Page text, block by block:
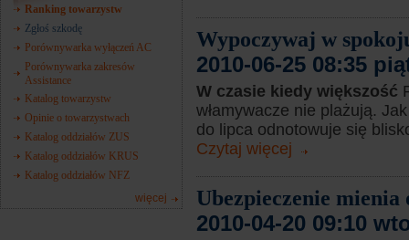
Ranking towarzystw
Zgłoś szkodę
Porównywarka wyłączeń AC
Porównywarka zakresów
Assistance
Katalog towarzystw
Opinie o towarzystwach
Katalog oddziałów ZUS
Katalog oddziałów KRUS
Katalog oddziałów NFZ
więcej
Wypoczywaj w
2010-06-25 08:35
W czasie kiedy większość
włamywacze nie plażują.
do lipca odnotowuje się
Czytaj więcej
Ubezpieczenie
2010-04-20 09:10